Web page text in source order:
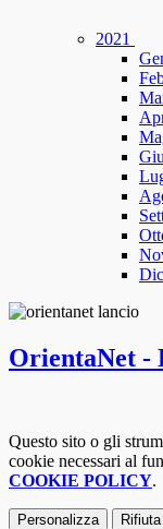
2021
OrientaNet -
Questo sito o gli
cookie necessari al
COOKIE POLICY.
Personalizza